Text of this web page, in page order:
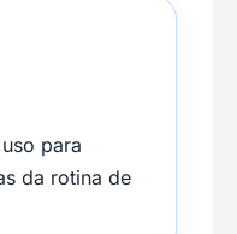
para
da rotina de